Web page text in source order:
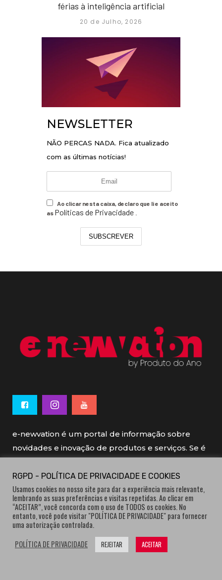
férias à inteligência artificial
20 de Julho, 2026
NEWSLETTER
NÃO PERCAS NADA. Fica atualizado
com as últimas notícias!
Ao clicar nesta caixa, declaro que li e aceito
as Políticas de Privacidade
SUBSCREVER
e-newvation é um portal de informação sobre
novidades e inovação de produtos e serviços. Se é
e-newvation tem o patrocínio do “Produto do
Ano”, o prémio de inovação atribuído por
consumidores.
RGPD - POLÍTICA DE PRIVACIDADE E COOKIES
Usamos cookies no nosso site para dar a experiência mais relevante,
lembrando as suas preferências e visitas repetidas. Ao clicar em
“ACEITAR”, você concorda com o uso de TODOS os cookies. No
entanto, você pode visitar "POLÍTICA DE PRIVACIDADE" para fornecer
uma autorização controlada.
POLÍTICA DE PRIVACIDADE
REJEITAR ACEITAR